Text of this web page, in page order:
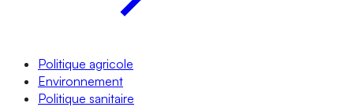
Politique agricole
Environnement
Politique sanitaire